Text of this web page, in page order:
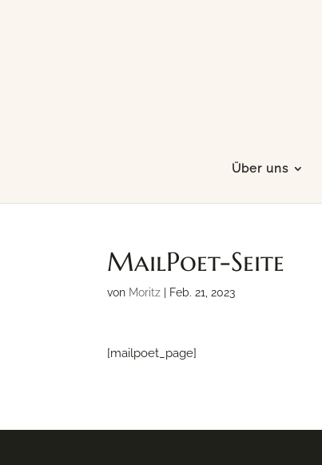
Über uns
MailPoet-Seite
von Moritz Feb. 21, 2023
[mailpoet_page]